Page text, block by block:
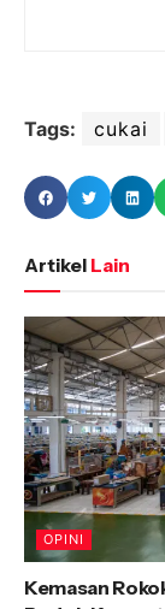
Tags: cukai
Artikel Lain
OPINI
Kemasan